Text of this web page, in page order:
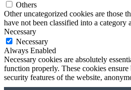
Others
Other uncategorized cookies are those
have not been classified into a category
Necessary
Necessary
Always Enabled
Necessary cookies are absolutely
function properly. These cookies
security features of the website,